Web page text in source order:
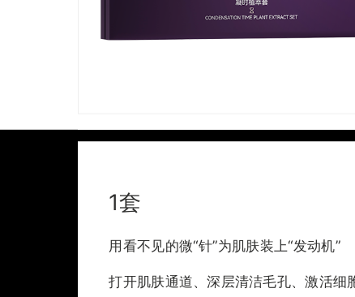
1套
用看不见的微“针”为肌肤装上“发动机”
打开肌肤通道、深层清洁毛孔、激活